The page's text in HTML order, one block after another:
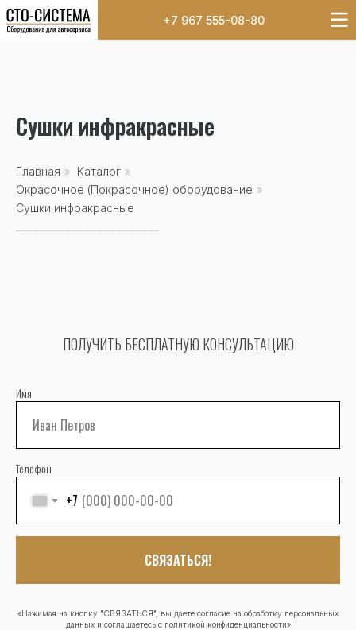
+7 967 555-08-80
Сушки инфракрасные
Главная » Каталог »
Окрасочное (Покрасочное) оборудование »
Сушки инфракрасные
ПОЛУЧИТЬ БЕСПЛАТНУЮ КОНСУЛЬТАЦИЮ
Имя
Телефон
+7
СВЯЗАТЬСЯ!
«Нажимая на кнопку "СВЯЗАТЬСЯ", вы даете согласие на обработку персональных
данных и соглашаетесь c политикой конфиденциальности»